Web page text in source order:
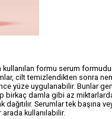
kullanılan formu serum
cilt temizlendikten sonra
yüze uygulanabilir. Bunlar
birkaç damla gibi az
Serumlar tek başına
kullanılabilir.